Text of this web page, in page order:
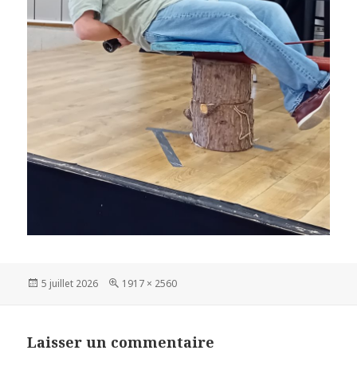
Publié
5 juillet 2026
Taille
1917 × 2560
Laisser un commentaire